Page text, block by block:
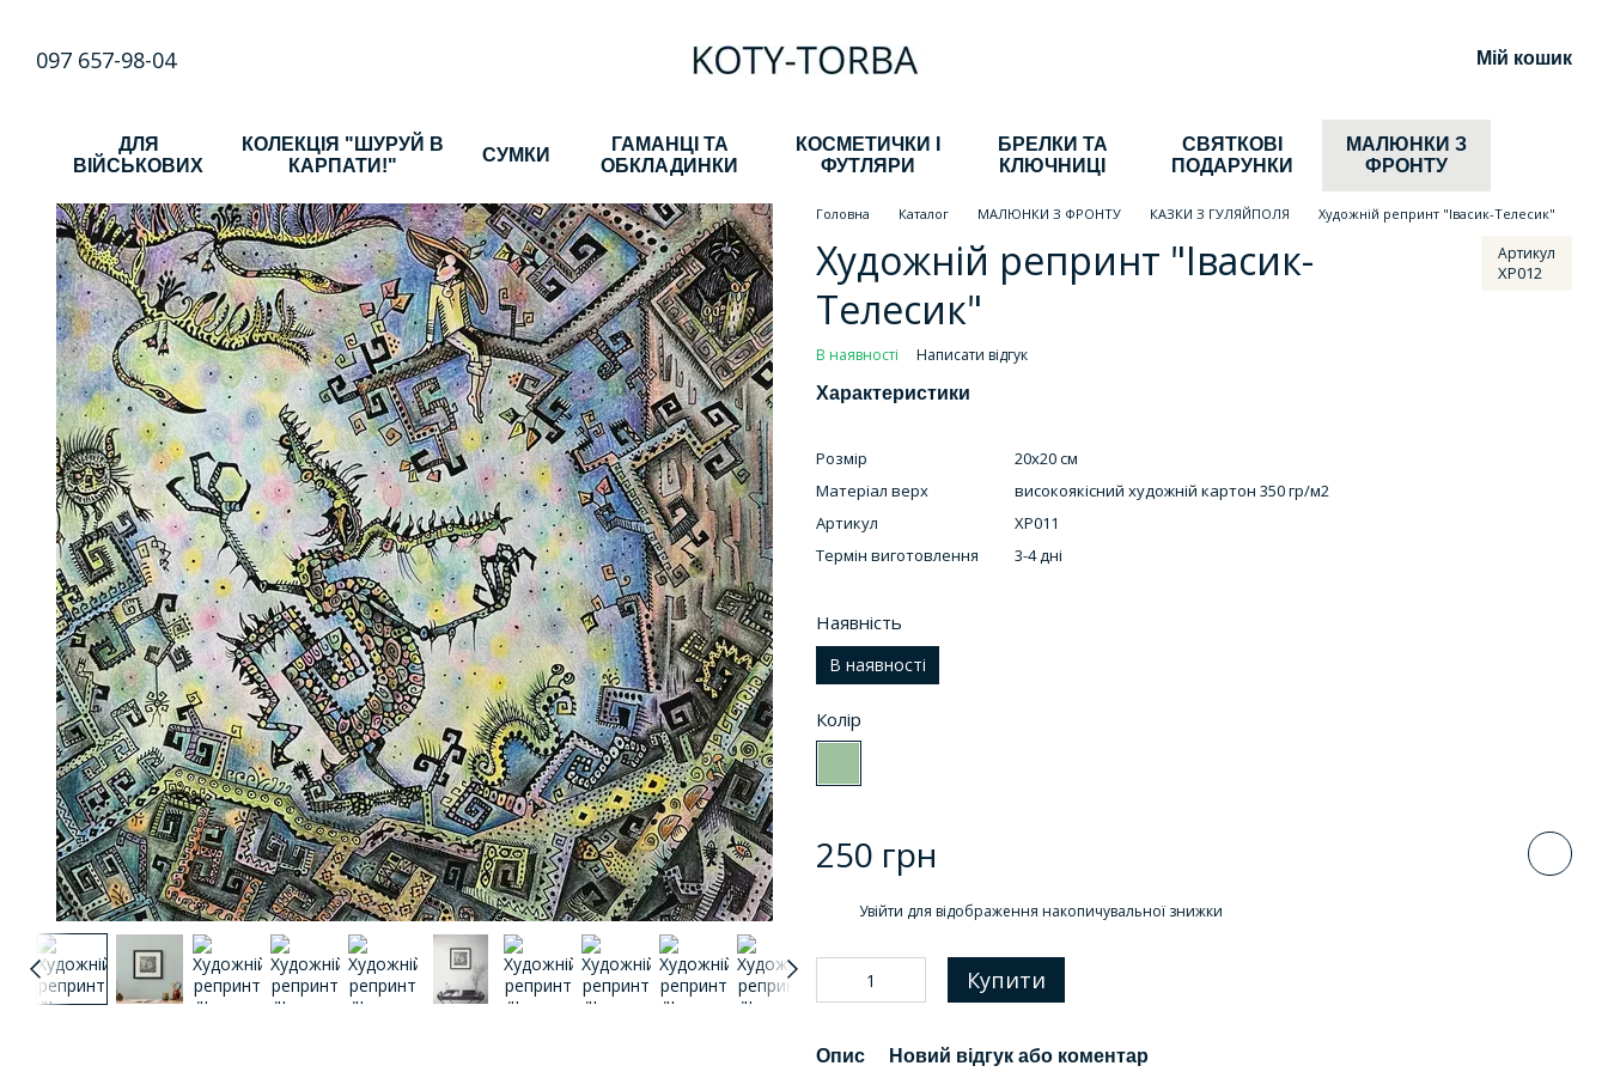
097 657-98-04 Мій кошик
ДЛЯ
ВІЙСЬКОВИХ
КОЛЕКЦІЯ "ШУРУЙ В
КАРПАТИ!"
СУМКИ
ГАМАНЦІ ТА
ОБКЛАДИНКИ
КОСМЕТИЧКИ І
ФУТЛЯРИ
БРЕЛКИ ТА
КЛЮЧНИЦІ
СВЯТКОВІ
ПОДАРУНКИ
МАЛЮНКИ З
ФРОНТУ
Головна Каталог МАЛЮНКИ З ФРОНТУ КАЗКИ З ГУЛЯЙПОЛЯ Художній репринт "Івасик-Телесик"
Художній репринт "Івасик-
Телесик"
Артикул
ХР012
В наявності
Написати відгук
Характеристики
Розмір
20х20 см
Матеріал верх
високоякісний художній картон 350 гр/м2
Артикул
ХР011
Термін виготовлення
3-4 дні
Наявність
В наявності
Колір
250 грн
Увійти для відображення накопичувальної знижки
Купити
Опис Новий відгук або коментар